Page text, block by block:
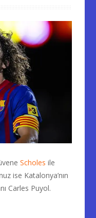
Scholes ile
ise Katalonya’nın
Carles Puyol.